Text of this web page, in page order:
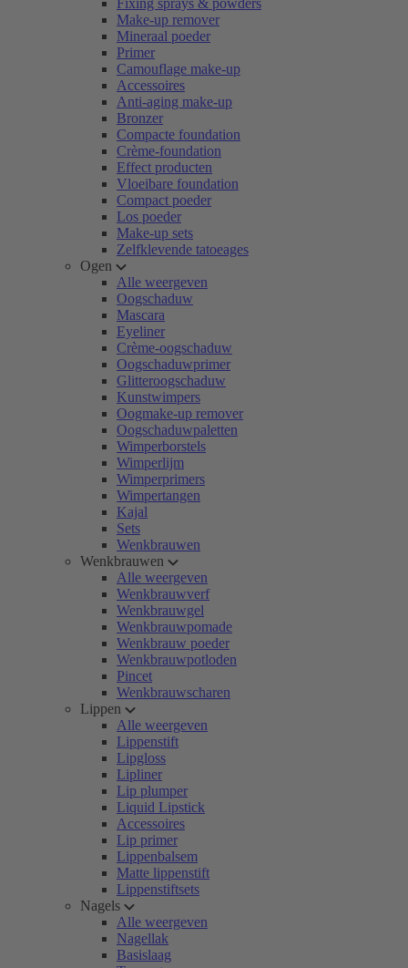
Fixing sprays & powders
Make-up remover
Mineraal poeder
Primer
Camouflage make-up
Accessoires
Anti-aging make-up
Bronzer
Compacte foundation
Crème-foundation
Effect producten
Vloeibare foundation
Compact poeder
Los poeder
Make-up sets
Zelfklevende tatoeages
Ogen
Alle weergeven
Oogschaduw
Mascara
Eyeliner
Crème-oogschaduw
Oogschaduwprimer
Glitteroogschaduw
Kunstwimpers
Oogmake-up remover
Oogschaduwpaletten
Wimperborstels
Wimperlijm
Wimperprimers
Wimpertangen
Kajal
Sets
Wenkbrauwen
Wenkbrauwen
Alle weergeven
Wenkbrauwverf
Wenkbrauwgel
Wenkbrauwpomade
Wenkbrauw poeder
Wenkbrauwpotloden
Pincet
Wenkbrauwscharen
Lippen
Alle weergeven
Lippenstift
Lipgloss
Lipliner
Lip plumper
Liquid Lipstick
Accessoires
Lip primer
Lippenbalsem
Matte lippenstift
Lippenstiftsets
Nagels
Alle weergeven
Nagellak
Basislaag